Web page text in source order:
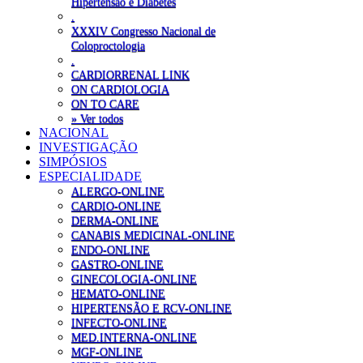
XXXIV Congresso Nacional de
Coloproctologia
CARDIORRENAL LINK
ON CARDIOLOGIA
ON TO CARE
» Ver todos
NACIONAL
INVESTIGAÇÃO
SIMPÓSIOS
ESPECIALIDADE
ALERGO-ONLINE
CARDIO-ONLINE
DERMA-ONLINE
CANABIS MEDICINAL-ONLINE
ENDO-ONLINE
GASTRO-ONLINE
GINECOLOGIA-ONLINE
HEMATO-ONLINE
HIPERTENSÃO E RCV-ONLINE
INFECTO-ONLINE
MED.INTERNA-ONLINE
MGF-ONLINE